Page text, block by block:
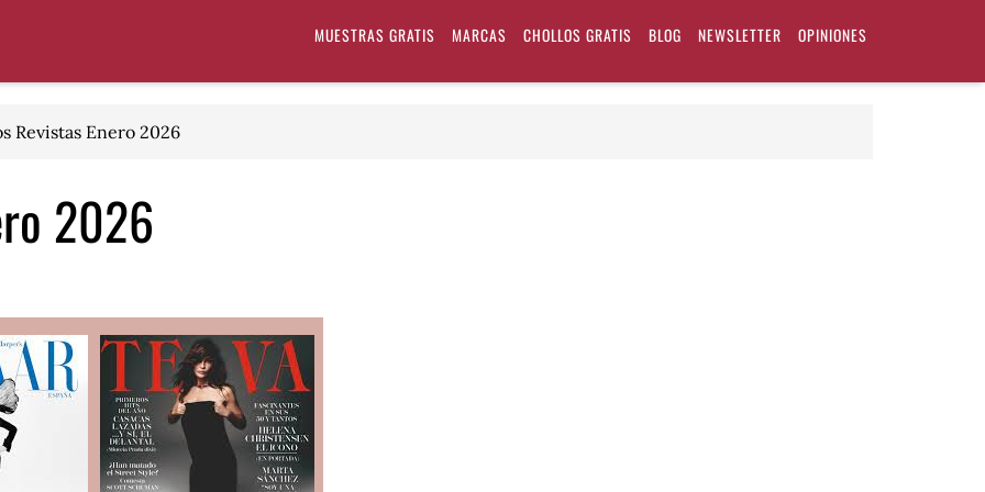
MUESTRAS GRATIS MARCAS CHOLLOS GRATIS BLOG NEWSLETTER OPINIONES
Revistas Enero 2026
2026